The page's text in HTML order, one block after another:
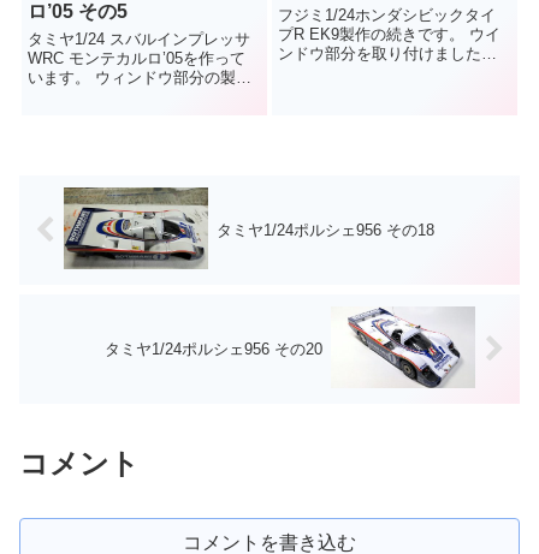
ロ’05 その5
タミヤ1/24 スバルインプレッサ
WRC モンテカルロ’05を作って
います。 ウィンドウ部分の製作
フジミ1/24ホンダシビックタイ
プR EK9製作の続きです。 ウイ
ンドウ部分を取り付けました。
タミヤ1/24ポルシェ956 その18
タミヤ1/24ポルシェ956 その20
コメント
コメントを書き込む